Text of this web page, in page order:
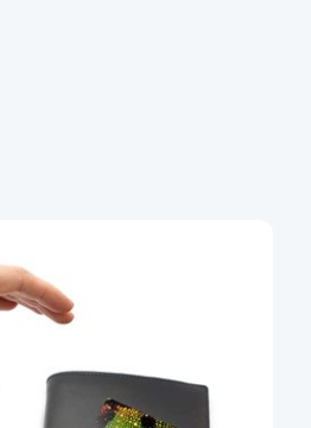
karty
230a kartu okamžitě